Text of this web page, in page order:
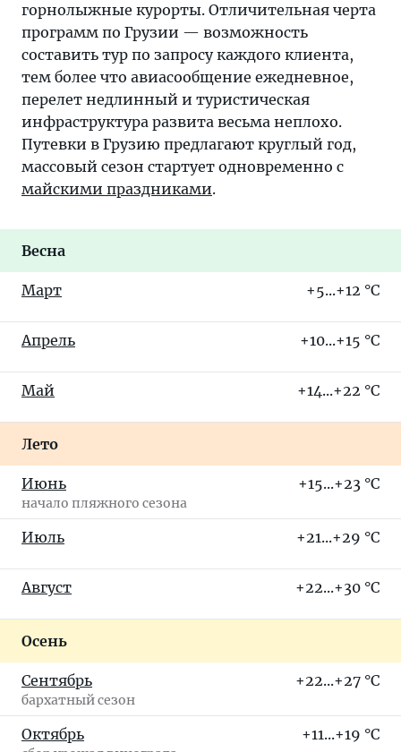
горнолыжные курорты. Отличительная черта
программ по Грузии — возможность
составить тур по запросу каждого клиента,
тем более что авиасообщение ежедневное,
перелет недлинный и туристическая
инфраструктура развита весьма неплохо.
Путевки в Грузию предлагают круглый год,
массовый сезон стартует одновременно с
майскими праздниками.
Весна
Март +5...+12 °C
Апрель +10...+15 °C
Май +14...+22 °C
Лето
Июнь
начало пляжного сезона
+15...+23 °C
Июль +21...+29 °C
Август +22...+30 °C
Осень
Сентябрь
бархатный сезон
+22...+27 °C
Октябрь +11...+19 °C